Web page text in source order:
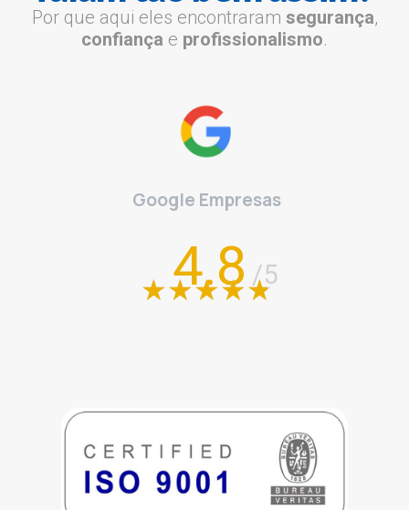
Por que aqui eles encontraram segurança,
confiança e profissionalismo.
Google Empresas
4.8 /5
★★★★★